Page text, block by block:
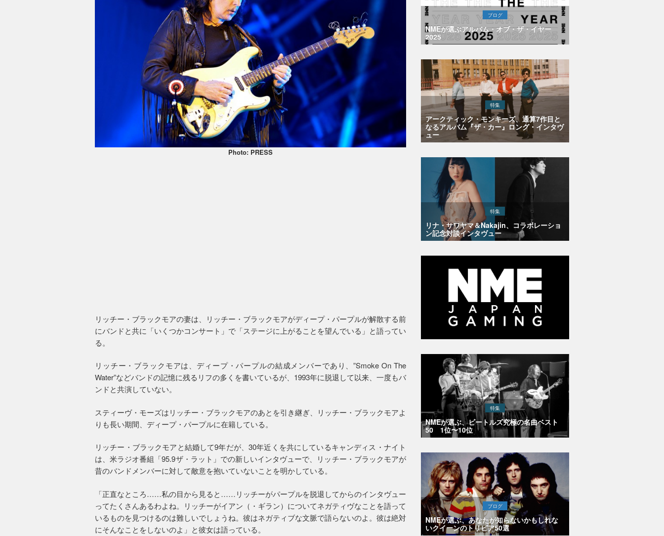
Photo: PRESS
リッチー・ブラックモアの妻は、リッチー・ブラックモアがディープ・パープルが解散する前
にバンドと共に「いくつかコンサート」で「ステージに上がることを望んでいる」と語ってい
る。
リッチー・ブラックモアは、ディープ・パープルの結成メンバーであり、”Smoke On The
Water”などバンドの記憶に残るリフの多くを書いているが、1993年に脱退して以来、一度もバ
ンドと共演していない。
スティーヴ・モーズはリッチー・ブラックモアのあとを引き継ぎ、リッチー・ブラックモアよ
りも長い期間、ディープ・パープルに在籍している。
リッチー・ブラックモアと結婚して9年だが、30年近くを共にしているキャンディス・ナイト
は、米ラジオ番組「95.9ザ・ラット」での新しいインタヴューで、リッチー・ブラックモアが
昔のバンドメンバーに対して敵意を抱いていないことを明かしている。
「正直なところ……私の目から見ると……リッチーがパープルを脱退してからのインタヴュー
ってたくさんあるわよね。リッチーがイアン（・ギラン）についてネガティヴなことを語って
いるものを見つけるのは難しいでしょうね。彼はネガティブな文脈で語らないのよ。彼は絶対
にそんなことをしないのよ」と彼女は語っている。
ブログ
NMEが選ぶアルバム・オブ・ザ・イヤー
2025
特集
アークティック・モンキーズ、通算7作目と
なるアルバム『ザ・カー』ロング・インタヴ
ュー
特集
リナ・サワヤマ＆Nakajin、コラボレーショ
ン記念対談インタヴュー
特集
NMEが選ぶ、ビートルズ究極の名曲ベスト
50 1位〜10位
ブログ
NMEが選ぶ、あなたが知らないかもしれな
いクイーンのトリビア50選